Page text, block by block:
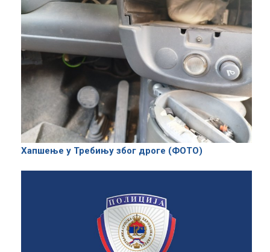
Хапшење у Требињу због дроге (ФОТО)